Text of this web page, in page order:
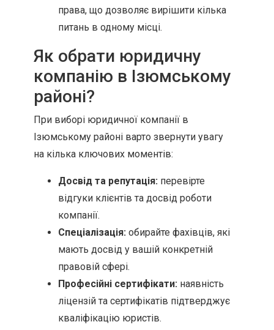
права, що дозволяє вирішити кілька
питань в одному місці.
Як обрати юридичну
компанію в Ізюмському
районі?
При виборі юридичної компанії в
Ізюмському районі варто звернути увагу
на кілька ключових моментів:
Досвід та репутація: перевірте
відгуки клієнтів та досвід роботи
компанії.
Спеціалізація: обирайте фахівців, які
мають досвід у вашій конкретній
правовій сфері.
Професійні сертифікати: наявність
ліцензій та сертифікатів підтверджує
кваліфікацію юристів.